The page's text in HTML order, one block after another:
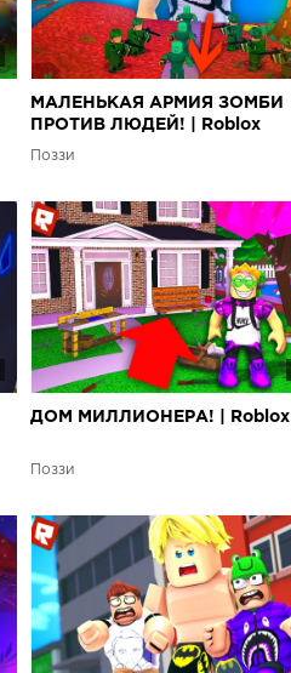
МАЛЕНЬКАЯ АРМИЯ ЗОМБИ
ПРОТИВ ЛЮДЕЙ! | Roblox
Поззи
ДОМ МИЛЛИОНЕРА! | Roblox
Поззи